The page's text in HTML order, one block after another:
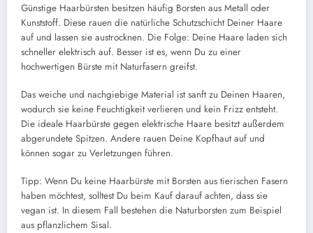
Günstige Haarbürsten besitzen häufig Borsten aus Metall oder
Kunststoff. Diese rauen die natürliche Schutzschicht Deiner Haare
auf und lassen sie austrocknen. Die Folge: Deine Haare laden sich
schneller elektrisch auf. Besser ist es, wenn Du zu einer
hochwertigen Bürste mit Naturfasern greifst.
Das weiche und nachgiebige Material ist sanft zu Deinen Haaren,
wodurch sie keine Feuchtigkeit verlieren und kein Frizz entsteht.
Die ideale Haarbürste gegen elektrische Haare besitzt außerdem
abgerundete Spitzen. Andere rauen Deine Kopfhaut auf und
können sogar zu Verletzungen führen.
Tipp: Wenn Du keine Haarbürste mit Borsten aus tierischen Fasern
haben möchtest, solltest Du beim Kauf darauf achten, dass sie
vegan ist. In diesem Fall bestehen die Naturborsten zum Beispiel
aus pflanzlichem Sisal.